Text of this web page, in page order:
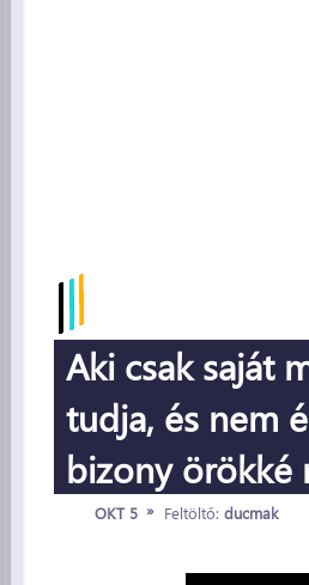
Aki csak saját
tudja, és nem
bizony örökké
OKT 5 » Feltöltő: ducmak